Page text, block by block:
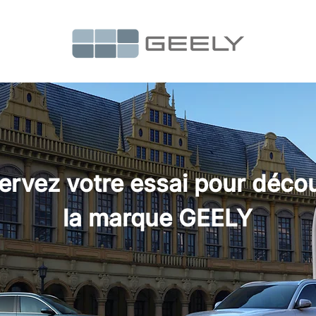
votre essai pour
la marque GEELY